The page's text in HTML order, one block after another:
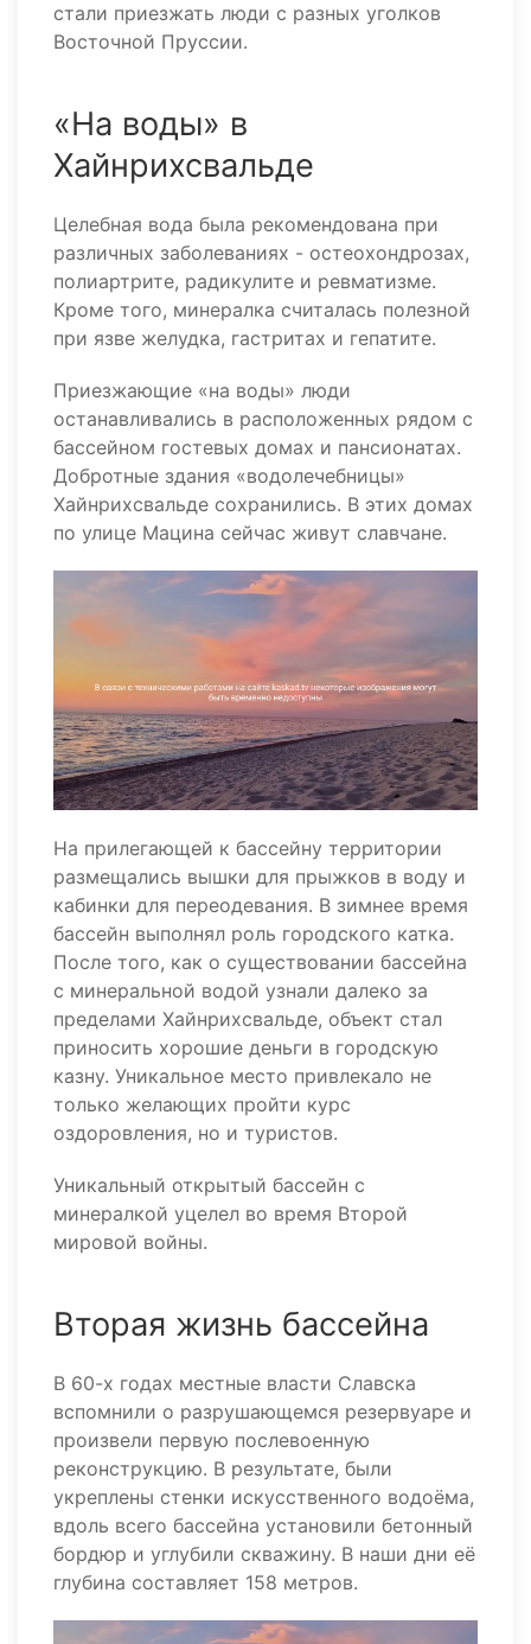
стали приезжать люди с разных уголков
Восточной Пруссии.
«На воды» в
Хайнрихсвальде
Целебная вода была рекомендована при
различных заболеваниях - остеохондрозах,
полиартрите, радикулите и ревматизме.
Кроме того, минералка считалась полезной
при язве желудка, гастритах и гепатите.
Приезжающие «на воды» люди
останавливались в расположенных рядом с
бассейном гостевых домах и пансионатах.
Добротные здания «водолечебницы»
Хайнрихсвальде сохранились. В этих домах
по улице Мацина сейчас живут славчане.
На прилегающей к бассейну территории
размещались вышки для прыжков в воду и
кабинки для переодевания. В зимнее время
бассейн выполнял роль городского катка.
После того, как о существовании бассейна
с минеральной водой узнали далеко за
пределами Хайнрихсвальде, объект стал
приносить хорошие деньги в городскую
казну. Уникальное место привлекало не
только желающих пройти курс
оздоровления, но и туристов.
Уникальный открытый бассейн с
минералкой уцелел во время Второй
мировой войны.
Вторая жизнь бассейна
В 60-х годах местные власти Славска
вспомнили о разрушающемся резервуаре и
произвели первую послевоенную
реконструкцию. В результате, были
укреплены стенки искусственного водоёма,
вдоль всего бассейна установили бетонный
бордюр и углубили скважину. В наши дни её
глубина составляет 158 метров.